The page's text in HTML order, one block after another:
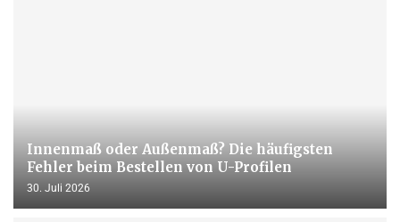
Innenmaß oder Außenmaß? Die häufigsten
Fehler beim Bestellen von U-Profilen
30. Juli 2026